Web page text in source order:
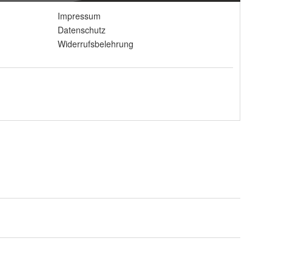
Impressum
Datenschutz
Widerrufsbelehrung